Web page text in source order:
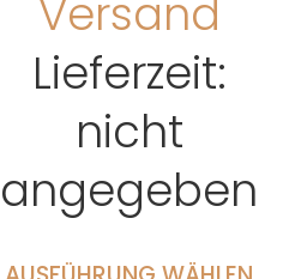
Versand
Lieferzeit:
nicht
angegeben